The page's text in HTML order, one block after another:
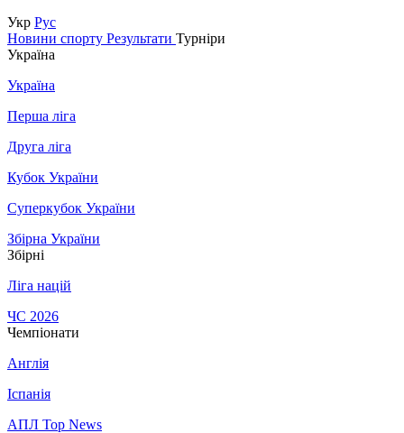
Укр Рус
Новини спорту Результати Турніри
Україна
Україна
Перша ліга
Друга ліга
Кубок України
Суперкубок України
Збірна України
Збірні
Ліга націй
ЧС 2026
Чемпіонати
Англія
Іспанія
АПЛ Top News